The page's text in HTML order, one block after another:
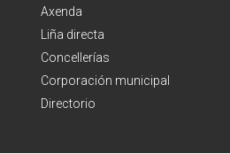
Axenda
Liña directa
Concellerías
Corporación municipal
Directorio